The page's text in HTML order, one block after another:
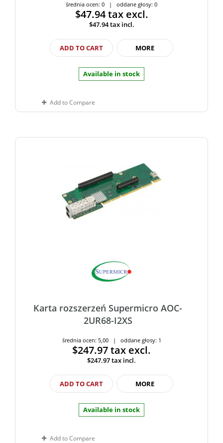
średnia ocen: 0 | oddane głosy: 0
$47.94tax excl.
$47.94tax incl.
ADD TO CART MORE
Available in stock
Add to Compare
Karta rozszerzeń Supermicro AOC-
2UR68-I2XS
średnia ocen: 5,00 | oddane głosy: 1
$247.97tax excl.
$247.97tax incl.
ADD TO CART MORE
Available in stock
Add to Compare